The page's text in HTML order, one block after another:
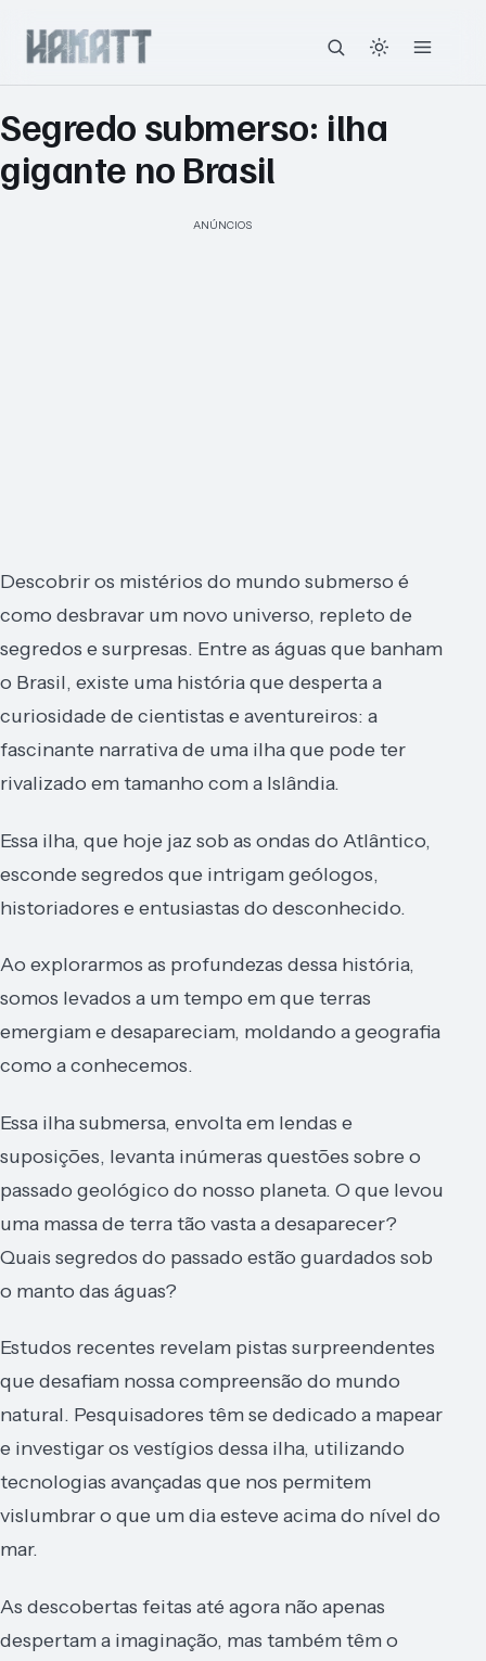
Segredo submerso: ilha
gigante no Brasil
ANÚNCIOS
Descobrir os mistérios do mundo submerso é
como desbravar um novo universo, repleto de
segredos e surpresas. Entre as águas que banham
o Brasil, existe uma história que desperta a
curiosidade de cientistas e aventureiros: a
fascinante narrativa de uma ilha que pode ter
rivalizado em tamanho com a Islândia.
Essa ilha, que hoje jaz sob as ondas do Atlântico,
esconde segredos que intrigam geólogos,
historiadores e entusiastas do desconhecido.
Ao explorarmos as profundezas dessa história,
somos levados a um tempo em que terras
emergiam e desapareciam, moldando a geografia
como a conhecemos.
Essa ilha submersa, envolta em lendas e
suposições, levanta inúmeras questões sobre o
passado geológico do nosso planeta. O que levou
uma massa de terra tão vasta a desaparecer?
Quais segredos do passado estão guardados sob
o manto das águas?
Estudos recentes revelam pistas surpreendentes
que desafiam nossa compreensão do mundo
natural. Pesquisadores têm se dedicado a mapear
e investigar os vestígios dessa ilha, utilizando
tecnologias avançadas que nos permitem
vislumbrar o que um dia esteve acima do nível do
mar.
As descobertas feitas até agora não apenas
despertam a imaginação, mas também têm o